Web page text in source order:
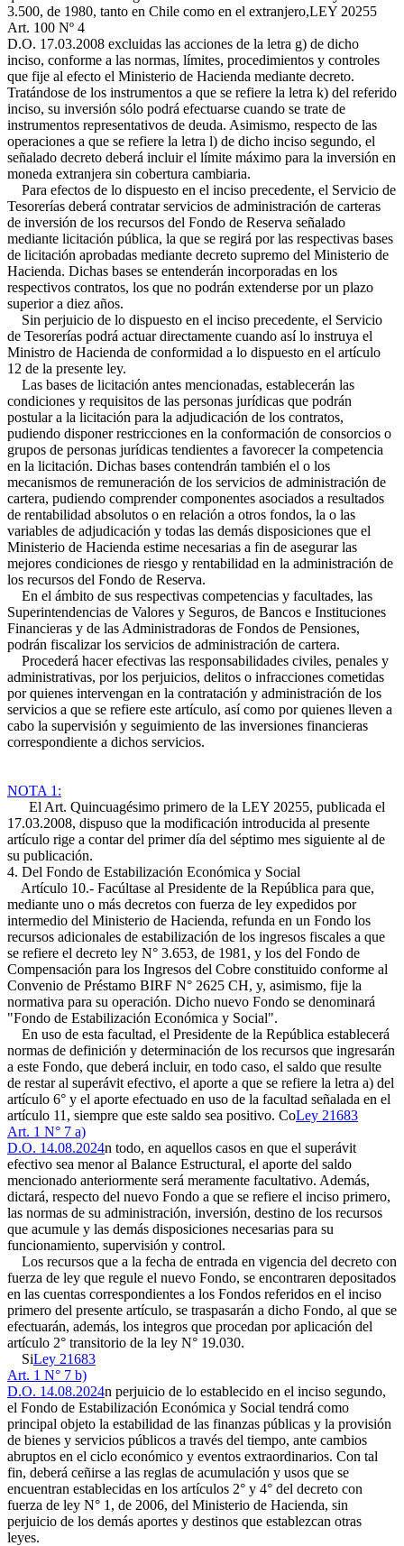
3.500, de 1980, tanto en Chile como en el extranjero,LEY 20255
Art. 100 Nº 4
D.O. 17.03.2008 excluidas las acciones de la letra g) de dicho
inciso, conforme a las normas, límites, procedimientos y controles
que fije al efecto el Ministerio de Hacienda mediante decreto.
Tratándose de los instrumentos a que se refiere la letra k) del referido
inciso, su inversión sólo podrá efectuarse cuando se trate de
instrumentos representativos de deuda. Asimismo, respecto de las
operaciones a que se refiere la letra l) de dicho inciso segundo, el
señalado decreto deberá incluir el límite máximo para la inversión en
moneda extranjera sin cobertura cambiaria.
Para efectos de lo dispuesto en el inciso precedente, el Servicio de
Tesorerías deberá contratar servicios de administración de carteras
de inversión de los recursos del Fondo de Reserva señalado
mediante licitación pública, la que se regirá por las respectivas bases
de licitación aprobadas mediante decreto supremo del Ministerio de
Hacienda. Dichas bases se entenderán incorporadas en los
respectivos contratos, los que no podrán extenderse por un plazo
superior a diez años.
Sin perjuicio de lo dispuesto en el inciso precedente, el Servicio
de Tesorerías podrá actuar directamente cuando así lo instruya el
Ministro de Hacienda de conformidad a lo dispuesto en el artículo
12 de la presente ley.
Las bases de licitación antes mencionadas, establecerán las
condiciones y requisitos de las personas jurídicas que podrán
postular a la licitación para la adjudicación de los contratos,
pudiendo disponer restricciones en la conformación de consorcios o
grupos de personas jurídicas tendientes a favorecer la competencia
en la licitación. Dichas bases contendrán también el o los
mecanismos de remuneración de los servicios de administración de
cartera, pudiendo comprender componentes asociados a resultados
de rentabilidad absolutos o en relación a otros fondos, la o las
variables de adjudicación y todas las demás disposiciones que el
Ministerio de Hacienda estime necesarias a fin de asegurar las
mejores condiciones de riesgo y rentabilidad en la administración de
los recursos del Fondo de Reserva.
En el ámbito de sus respectivas competencias y facultades, las
Superintendencias de Valores y Seguros, de Bancos e Instituciones
Financieras y de las Administradoras de Fondos de Pensiones,
podrán fiscalizar los servicios de administración de cartera.
Procederá hacer efectivas las responsabilidades civiles, penales y
administrativas, por los perjuicios, delitos o infracciones cometidas
por quienes intervengan en la contratación y administración de los
servicios a que se refiere este artículo, así como por quienes lleven a
cabo la supervisión y seguimiento de las inversiones financieras
correspondiente a dichos servicios.
NOTA 1:
El Art. Quincuagésimo primero de la LEY 20255, publicada el
17.03.2008, dispuso que la modificación introducida al presente
artículo rige a contar del primer día del séptimo mes siguiente al de
su publicación.
4. Del Fondo de Estabilización Económica y Social
Artículo 10.- Facúltase al Presidente de la República para que,
mediante uno o más decretos con fuerza de ley expedidos por
intermedio del Ministerio de Hacienda, refunda en un Fondo los
recursos adicionales de estabilización de los ingresos fiscales a que
se refiere el decreto ley N° 3.653, de 1981, y los del Fondo de
Compensación para los Ingresos del Cobre constituido conforme al
Convenio de Préstamo BIRF N° 2625 CH, y, asimismo, fije la
normativa para su operación. Dicho nuevo Fondo se denominará
"Fondo de Estabilización Económica y Social".
En uso de esta facultad, el Presidente de la República establecerá
normas de definición y determinación de los recursos que ingresarán
a este Fondo, que deberá incluir, en todo caso, el saldo que resulte
de restar al superávit efectivo, el aporte a que se refiere la letra a) del
artículo 6° y el aporte efectuado en uso de la facultad señalada en el
artículo 11, siempre que este saldo sea positivo. CoLey 21683
Art. 1 N° 7 a)
D.O. 14.08.2024n todo, en aquellos casos en que el superávit
efectivo sea menor al Balance Estructural, el aporte del saldo
mencionado anteriormente será meramente facultativo. Además,
dictará, respecto del nuevo Fondo a que se refiere el inciso primero,
las normas de su administración, inversión, destino de los recursos
que acumule y las demás disposiciones necesarias para su
funcionamiento, supervisión y control.
Los recursos que a la fecha de entrada en vigencia del decreto con
fuerza de ley que regule el nuevo Fondo, se encontraren depositados
en las cuentas correspondientes a los Fondos referidos en el inciso
primero del presente artículo, se traspasarán a dicho Fondo, al que se
efectuarán, además, los integros que procedan por aplicación del
artículo 2° transitorio de la ley N° 19.030.
SiLey 21683
Art. 1 N° 7 b)
D.O. 14.08.2024n perjuicio de lo establecido en el inciso segundo,
el Fondo de Estabilización Económica y Social tendrá como
principal objeto la estabilidad de las finanzas públicas y la provisión
de bienes y servicios públicos a través del tiempo, ante cambios
abruptos en el ciclo económico y eventos extraordinarios. Con tal
fin, deberá ceñirse a las reglas de acumulación y usos que se
encuentran establecidas en los artículos 2° y 4° del decreto con
fuerza de ley N° 1, de 2006, del Ministerio de Hacienda, sin
perjuicio de los demás aportes y destinos que establezcan otras
leyes.